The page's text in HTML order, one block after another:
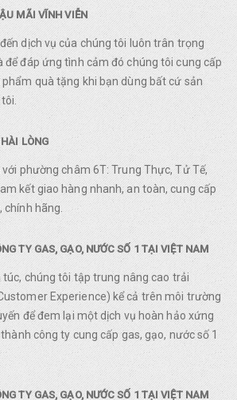
MÃI VĨNH VIỄN
dịch vụ của chúng tôi luôn trân trọng
để đáp ứng tình cảm đó chúng tôi cung cấp
quà tặng khi bạn dùng bất cứ sản
LÒNG
phường châm 6T: Trung Thực, Tử Tế,
kết giao hàng nhanh, an toàn, cung cấp
hãng.
TY GAS, GẠO, NƯỚC SỐ 1 TẠI VIỆT NAM
chúng tôi tập trung nâng cao trải
Experience) kể cả trên môi trường
để đem lại một dịch vụ hoàn hảo xứng
công ty cung cấp gas, gạo, nước số 1
TY GAS, GẠO, NƯỚC SỐ 1 TẠI VIỆT NAM